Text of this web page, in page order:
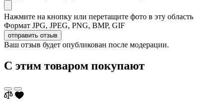
Нажмите на кнопку или перетащите фото в эту область
Формат JPG, JPEG, PNG, BMP, GIF
отправить отзыв
Ваш отзыв будет опубликован после модерации.
С этим товаром покупают